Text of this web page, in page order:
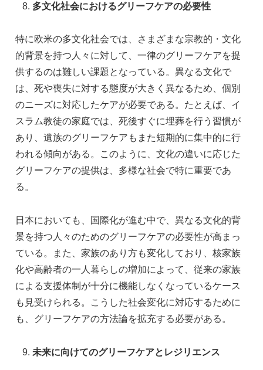
多文化社会におけるグリーフケアの必要性
特に欧米の多文化社会では、さまざまな宗教的・文化
的背景を持つ人々に対して、一律のグリーフケアを提
供するのは難しい課題となっている。異なる文化で
は、死や喪失に対する態度が大きく異なるため、個別
のニーズに対応したケアが必要である。たとえば、イ
スラム教徒の家庭では、死後すぐに埋葬を行う習慣が
あり、遺族のグリーフケアもまた短期的に集中的に行
われる傾向がある。このように、文化の違いに応じた
グリーフケアの提供は、多様な社会で特に重要であ
る。
日本においても、国際化が進む中で、異なる文化的背
景を持つ人々のためのグリーフケアの必要性が高まっ
ている。また、家族のあり方も変化しており、核家族
化や高齢者の一人暮らしの増加によって、従来の家族
による支援体制が十分に機能しなくなっているケース
も見受けられる。こうした社会変化に対応するために
も、グリーフケアの方法論を拡充する必要がある。
未来に向けてのグリーフケアとレジリエンス